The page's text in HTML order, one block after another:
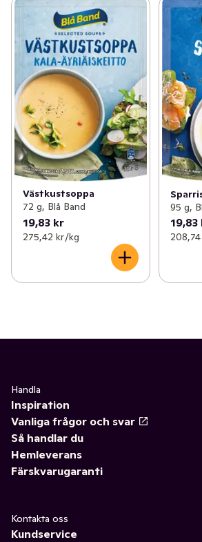
Västkustsoppa
72 g, Blå Band
19,83 kr
275,42 kr /kg
95 g,
19,83
Handla
Inspiration
Vanliga frågor och svar
Så handlar du
Hemleverans
Färskvarugaranti
Kontakta oss
Kundservice